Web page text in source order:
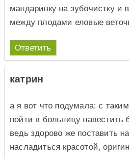
мандаринку на зубочистку и
между плодами еловые
Ответить
катрин
а я вот что подумала: с
пойти в больницу навестить
ведь здорово же поставить
насладиться красотой,